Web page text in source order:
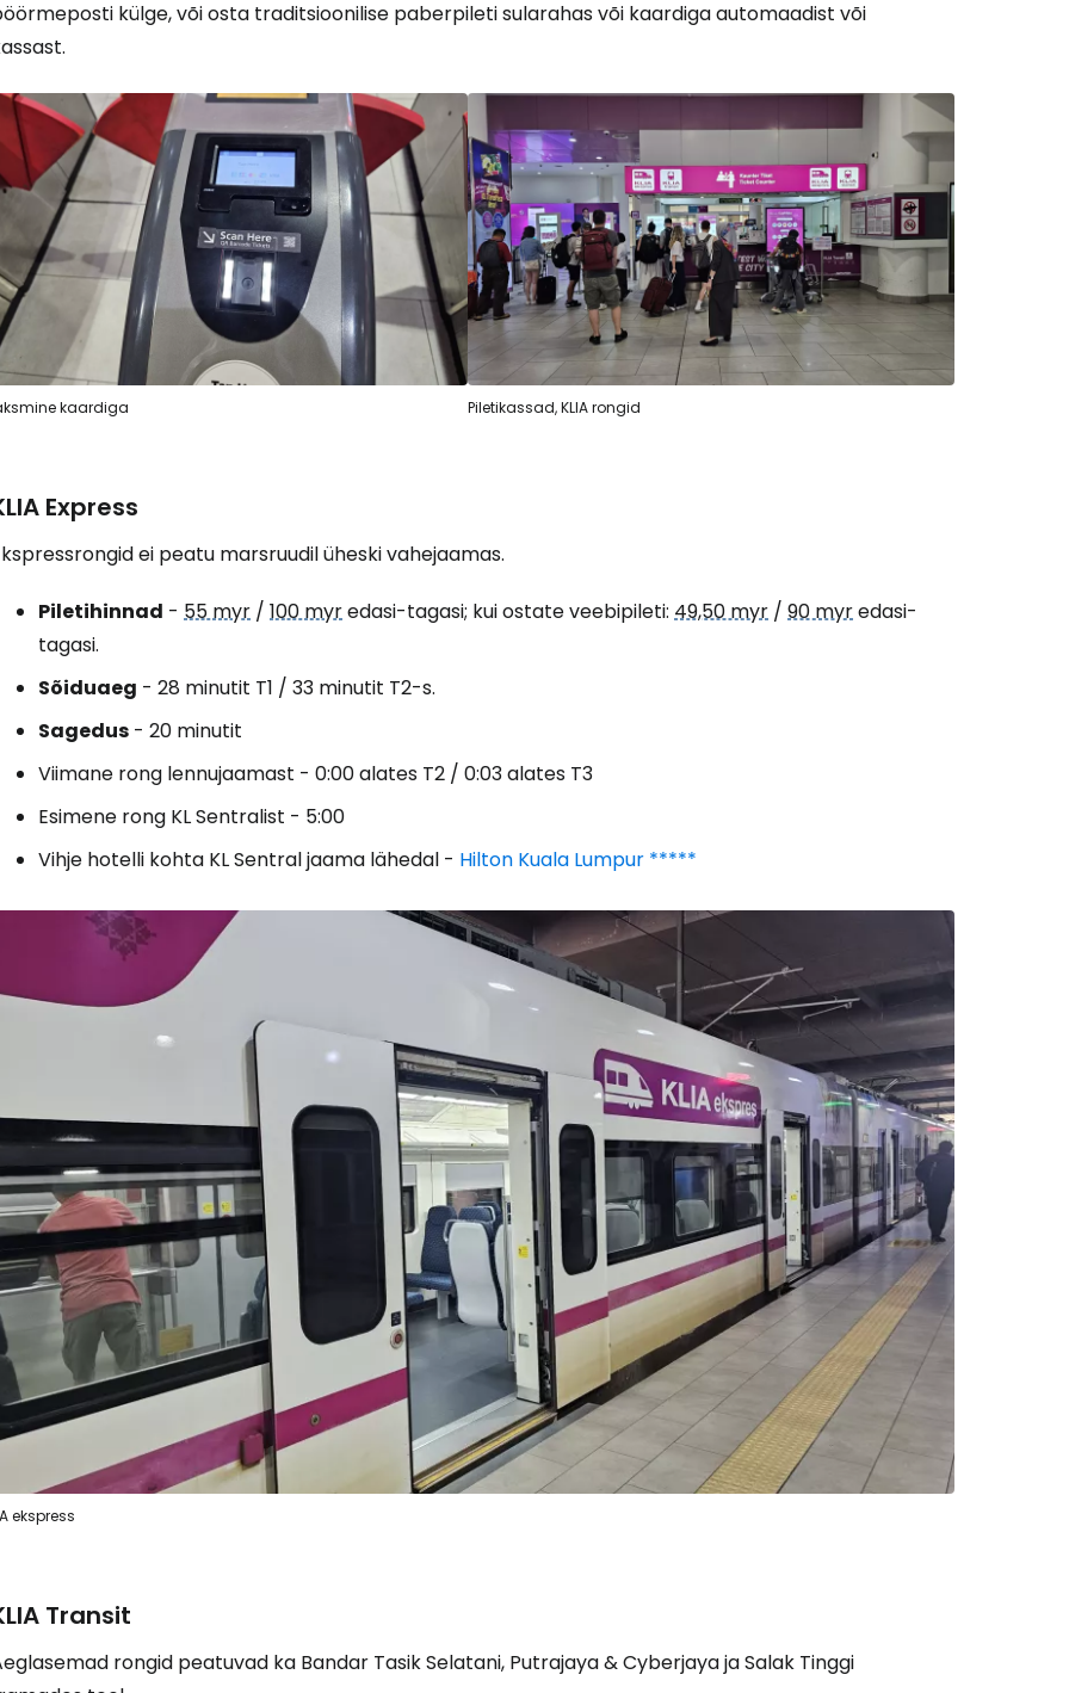
külge, või osta traditsioonilise paberpileti sularahas või kaardiga automaadist või
kaardiga Piletikassad, KLIA rongid
Express
ei peatu marsruudil üheski vahejaamas.
Piletihinnad - 55 myr / 100 myredasi-tagasi; kui ostate veebipileti: 49,50 myr / 90 myredasi-
tagasi.
Sõiduaeg - 28 minutit T1 / 33 minutit T2-s.
Sagedus - 20 minutit
Viimane rong lennujaamast - 0:00 alates T2 / 0:03 alates T3
Esimene rong KL Sentralist - 5:00
Vihje hotelli kohta KL Sentral jaama lähedal - Hilton Kuala Lumpur *****
ekspress
Transit
rongid peatuvad ka Bandar Tasik Selatani, Putrajaya & Cyberjaya ja Salak Tinggi